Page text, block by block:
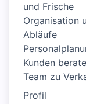
und Frische
Organisation
Abläufe
Kunden
Team zu
Profil